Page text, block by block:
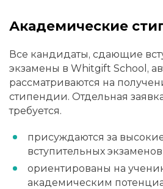
Академические
Все кандидаты, сдающие
экзамены в Whitgift School,
рассматриваются на
стипендии. Отдельная
требуется.
присуждаются за
вступительных экзаменов
ориентированы на
академическим